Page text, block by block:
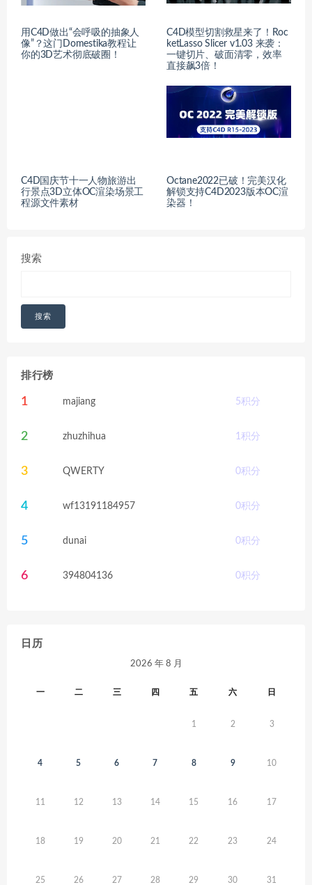
用C4D做出“会呼吸的抽象人
像”？这门Domestika教程让
你的3D艺术彻底破圈！
C4D模型切割救星来了！Roc
ketLasso Slicer v1.03 来袭：
一键切片、破面清零，效率
直接飙3倍！
C4D国庆节十一人物旅游出
行景点3D立体OC渲染场景工
程源文件素材
Octane2022已破！完美汉化
解锁支持C4D2023版本OC渲
染器！
搜索
搜索
排行榜
1 majiang 5积分
2 zhuzhihua 1积分
3 QWERTY 0积分
4 wf13191184957 0积分
5 dunai 0积分
6 394804136 0积分
日历
2026 年 8 月
一 二 三 四 五 六 日
1 2 3
4 5 6 7 8 9 10
11 12 13 14 15 16 17
18 19 20 21 22 23 24
25 26 27 28 29 30 31